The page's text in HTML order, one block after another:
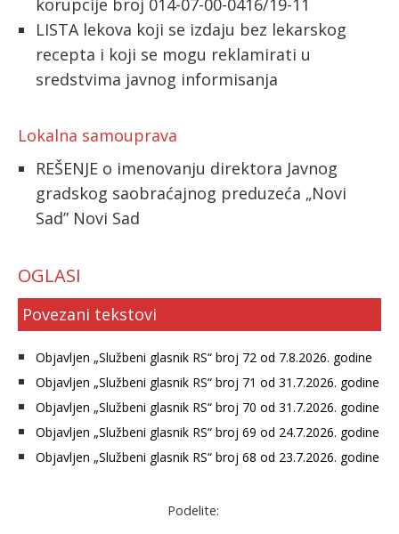
korupcije broj 014-07-00-0416/19-11
LISTA lekova koji se izdaju bez lekarskog
recepta i koji se mogu reklamirati u
sredstvima javnog informisanja
Lokalna samouprava
REŠENJE o imenovanju direktora Javnog
gradskog saobraćajnog preduzeća „Novi
Sad” Novi Sad
OGLASI
Povezani tekstovi
Objavljen „Službeni glasnik RS“ broj 72 od 7.8.2026. godine
Objavljen „Službeni glasnik RS“ broj 71 od 31.7.2026. godine
Objavljen „Službeni glasnik RS“ broj 70 od 31.7.2026. godine
Objavljen „Službeni glasnik RS“ broj 69 od 24.7.2026. godine
Objavljen „Službeni glasnik RS“ broj 68 od 23.7.2026. godine
Podelite: